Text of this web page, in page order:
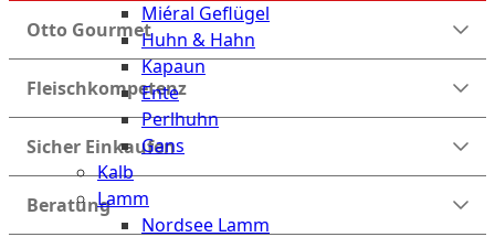
Miéral Geflügel
Huhn & Hahn
Kapaun
Ente
Perlhuhn
Gans
Kalb
Lamm
Nordsee Lamm
Otto Gourmet
Fleischkompetenz
Sicher Einkaufen
Beratung